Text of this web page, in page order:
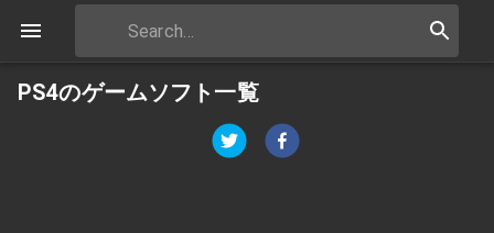
PS4のゲームソフト一覧